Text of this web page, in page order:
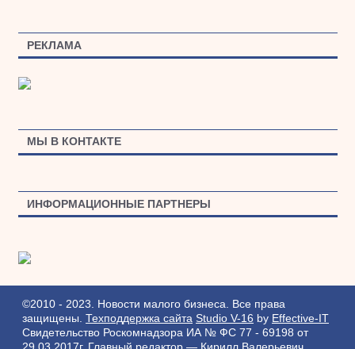
РЕКЛАМА
МЫ В КОНТАКТЕ
ИНФОРМАЦИОННЫЕ ПАРТНЕРЫ
©2010 - 2023. Новости малого бизнеса. Все права
защищены. Техподдержка сайта Studio V-16 by Effective-IT
Свидетельство Роскомнадзора ИА № ФС 77 - 69198 от